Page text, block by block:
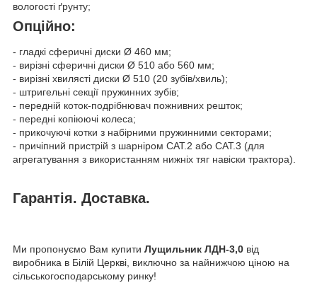
вологості ґрунту;
Опційно:
- гладкі сферичні диски Ø 460 мм;
- вирізні сферичні диски Ø 510 або 560 мм;
- вирізні хвилясті диски Ø 510 (20 зубів/хвиль);
- штригельні секції пружинних зубів;
- передній коток-подрібнювач пожнивних решток;
- передні копіюючі колеса;
- прикочуючі котки з набірними пружинними секторами;
- причіпний пристрій з шарніром CAT.2 або САТ.3 (для
агрегатування з використанням нижніх тяг навіски трактора).
Гарантія. Доставка.
Ми пропонуємо Вам купити Лущильник ЛДН-3,0 від
виробника в Білій Церкві, виключно за найнижчою ціною на
сільськогосподарському ринку!